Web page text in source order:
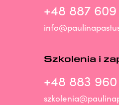
+48 887
Szkolenia i
+48 883